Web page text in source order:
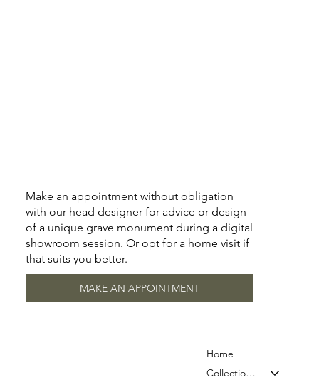
Home
Collection & Prices
Make an appointment without obligation
with our head designer for advice or design
of a unique grave monument during a digital
showroom session. Or opt for a home visit if
that suits you better.
MAKE AN APPOINTMENT